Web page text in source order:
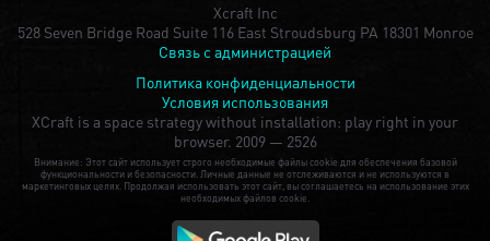
Xcraft Inc
528 Seven Bridge Road Suite 116 East Stroudsburg PA 18301 Monroe
Связь с администрацией
Политика конфиденциальности
Условия использования
XCraft is a space strategy without installation: play right in your
browser. 2009 — 2526
Внимание: Этот сайт использует строго необходимые файлы cookie для обеспечения базовой
функциональности и безопасности. Личные данные не отслеживаются и не используются в
маркетинговых целях. Продолжая использовать этот сайт, вы соглашаетесь на использование этих
необходимых файлов cookie.